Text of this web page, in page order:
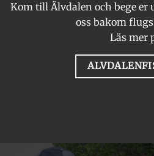
Kom till Älvdalen och bege er
oss bakom
Läs mer